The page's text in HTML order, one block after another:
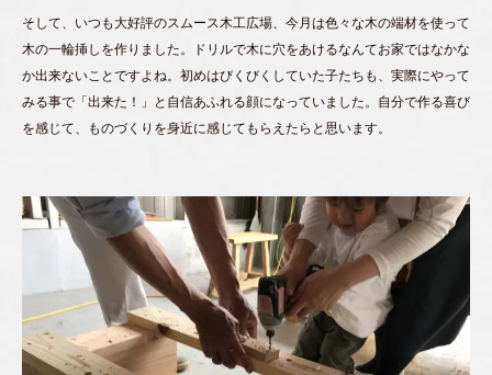
そして、いつも大好評のスムース木工広場、今月は色々な木の端材を使って
木の一輪挿しを作りました。ドリルで木に穴をあけるなんてお家ではなかな
か出来ないことですよね。初めはびくびくしていた子たちも、実際にやって
みる事で「出来た！」と自信あふれる顔になっていました。自分で作る喜び
を感じて、ものづくりを身近に感じてもらえたらと思います。